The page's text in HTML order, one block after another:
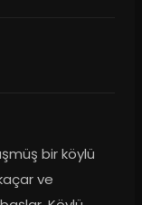
bir köylü
ve